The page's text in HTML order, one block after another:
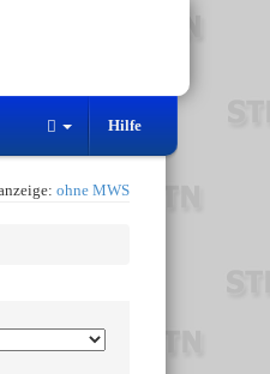
Hilfe
ohne MWS